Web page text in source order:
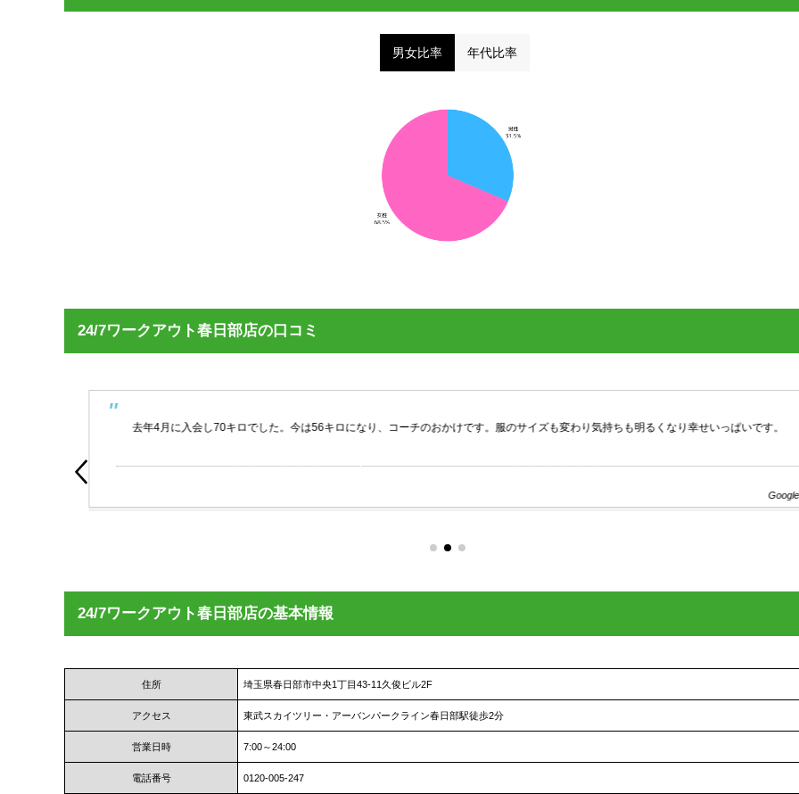
男女比率 年代比率
24/7ワークアウト春日部店の口コミ
去年4月に入会し70キロでした。今は56キロになり、コーチのおかけです。服のサイズも変わり気持ちも明るくなり幸せいっぱいです。
Google
24/7ワークアウト春日部店の基本情報
住所 埼玉県春日部市中央1丁目43-11久俊ビル2F
アクセス 東武スカイツリー・アーバンパークライン春日部駅徒歩2分
営業日時 7:00～24:00
電話番号 0120-005-247